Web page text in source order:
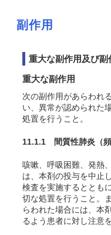
副作用
重大な副作用及び副
重大な副作用
次の副作用があらわれ
い、異常が認められた
処置を行うこと。
11.1.1 間質性肺炎 （
咳嗽、呼吸困難、発熱
は、本剤の投与を中止
検査を実施するととも
切な処置を行うこと。
らわれた場合には、本
るよう患者に対し注意